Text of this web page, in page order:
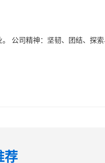
公司精神：坚韧、团结、探
荐